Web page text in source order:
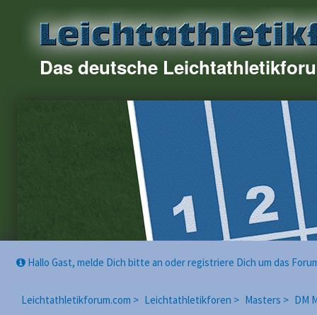
Das deutsche
Hallo Gast, melde Dich bitte an oder registriere Dich um das
Leichtathletikforum.com > Leichtathletikforen > Masters > DM